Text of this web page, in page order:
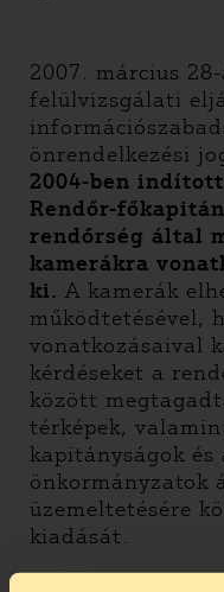
2007. március
felülvizsgálati
önrendelkezési
2004-ben
Rendőr-
rendőrség által
kamerákra
ki. A kamerák
működtetésével,
vonatkozásaival
kérdéseket a
között
térképek,
kapitányságok
önkormányzatok
üzemeltetésére
kiadását.
2006